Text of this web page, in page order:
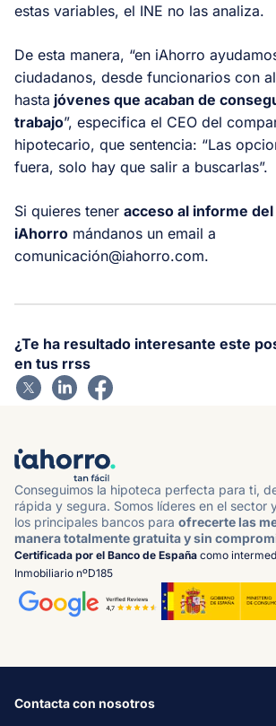
estas variables, el INE no las analiza.
De esta manera, “en iAhorro
ciudadanos, desde funcionarios con
hasta jóvenes que acaban de
trabajo”, especifica el CEO del
hipotecario, que sentencia: “Las
fuera, solo hay que salir a buscarlas”.
Si quieres tener acceso al informe
iAhorro mándanos un email a
comunicación@iahorro.com.
¿Te ha resultado interesante este
en tus rrss
Conseguimos la hipoteca perfecta para ti,
rápida y segura. Somos líderes en el sector
los principales bancos para ofrecerte las
manera totalmente gratuita y sin
Certificada por el Banco de España como
Inmobiliario nºD185
Contacta con nosotros